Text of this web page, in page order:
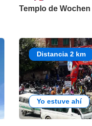
Templo de
Distancia 2 km
Yo estuve ahí